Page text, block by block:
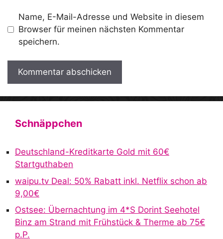
Name, E-Mail-Adresse und Website in diesem
Browser für meinen nächsten Kommentar
speichern.
A
n
t
Schnäppchen
Deutschland-Kreditkarte Gold mit 60€
Startguthaben
waipu.tv Deal: 50% Rabatt inkl. Netflix schon ab
9,00€
Ostsee: Übernachtung im 4*S Dorint Seehotel
Binz am Strand mit Frühstück & Therme ab 75€
p.P.